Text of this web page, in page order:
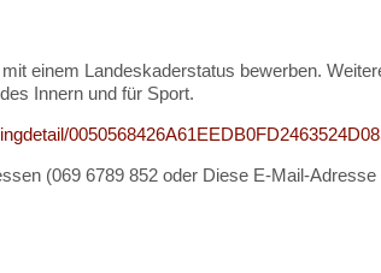
einem Landeskaderstatus bewerben.
Innern und für Sport.
(069 6789 852 oder Diese E-Mail-Adresse